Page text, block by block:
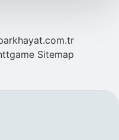
Sitemap